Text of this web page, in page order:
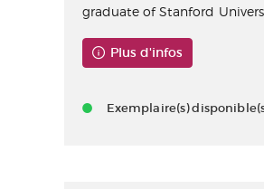
graduate of Stanford
Plus d'infos
Exemplaire(s)